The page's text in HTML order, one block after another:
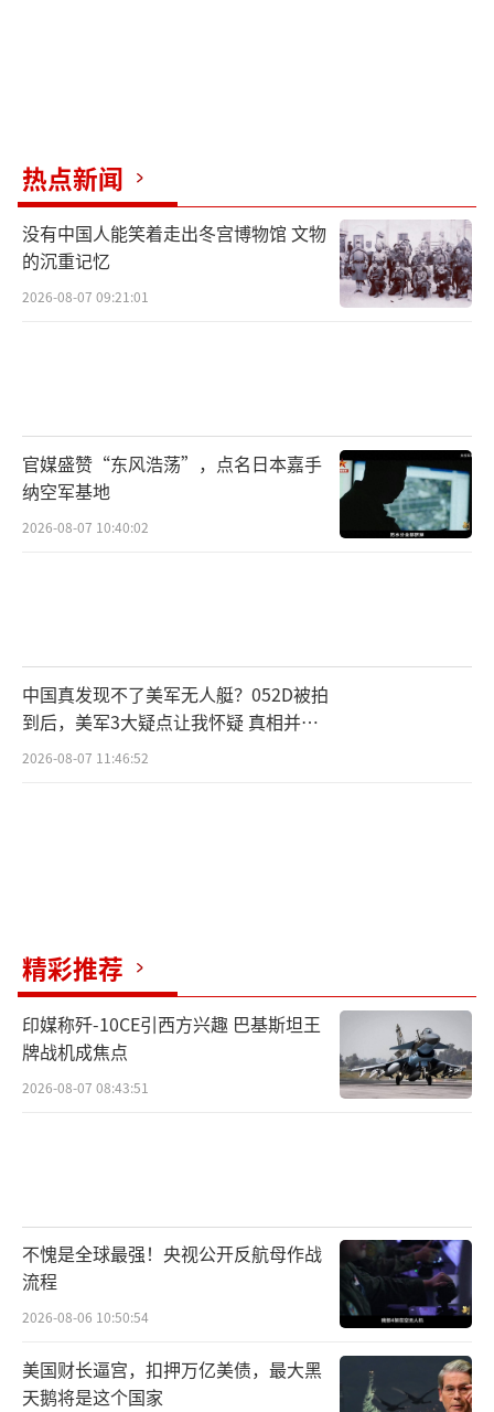
热点新闻
没有中国人能笑着走出冬宫博物馆 文物
的沉重记忆
2026-08-07 09:21:01
官媒盛赞“东风浩荡”，点名日本嘉手
纳空军基地
2026-08-07 10:40:02
中国真发现不了美军无人艇？052D被拍
到后，美军3大疑点让我怀疑 真相并非
如此
2026-08-07 11:46:52
精彩推荐
印媒称歼-10CE引西方兴趣 巴基斯坦王
牌战机成焦点
2026-08-07 08:43:51
不愧是全球最强！央视公开反航母作战
流程
2026-08-06 10:50:54
美国财长逼宫，扣押万亿美债，最大黑
天鹅将是这个国家